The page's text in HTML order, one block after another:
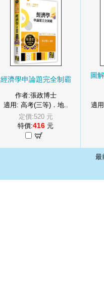
經濟學申論題完全制霸
作者:張政博士
適用: 高考(三等)．地..
定價:520 元
特價:416 元
圖
適
最